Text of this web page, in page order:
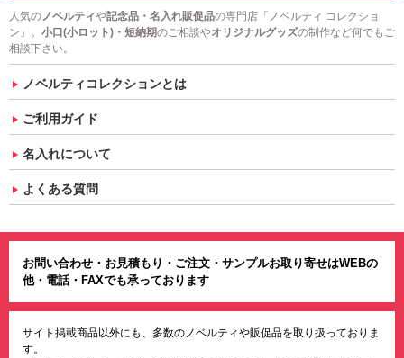
人気のノベルティや記念品・名入れ販促品の専門店「ノベルティ コレクショ
ン」。 小口(小ロット)・短納期のご相談やオリジナルグッズの制作など何でもご
相談下さい。
ノベルティコレクションとは
ご利用ガイド
名入れについて
よくある質問
お問い合わせ・お見積もり・ご注文・サンプルお取り寄せはWEBの
他・電話・FAXでも承っております
サイト掲載商品以外にも、多数のノベルティや販促品を取り扱っておりま
す。